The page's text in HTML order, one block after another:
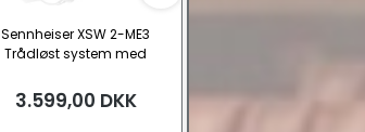
Sennheiser XSW 2-ME3
Trådløst system med
3.599,00 DKK 2.999,00